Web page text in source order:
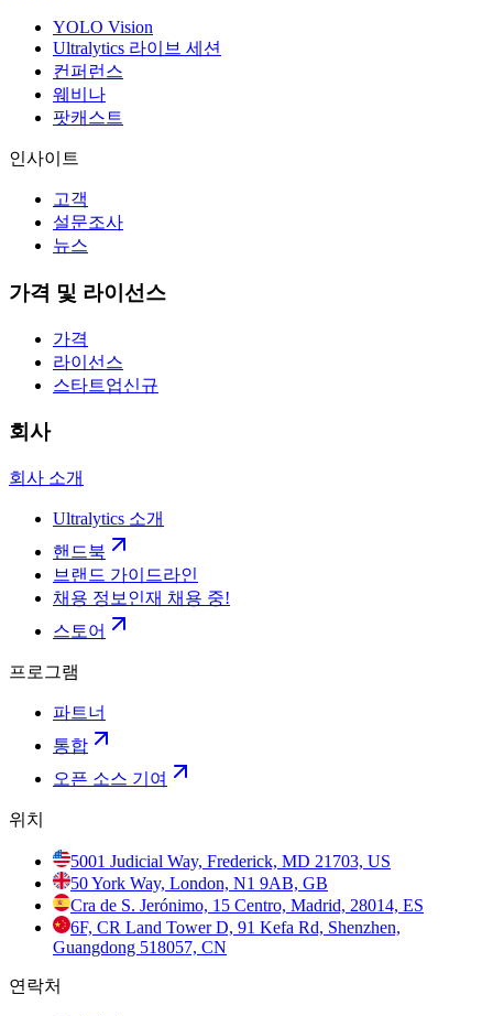
YOLO Vision
Ultralytics 라이브 세션
컨퍼런스
웨비나
팟캐스트
인사이트
고객
설문조사
뉴스
가격 및 라이선스
가격
라이선스
스타트업신규
회사
회사 소개
Ultralytics 소개
핸드북
브랜드 가이드라인
채용 정보 인재 채용 중!
스토어
프로그램
파트너
통합
오픈 소스 기여
위치
5001 Judicial Way, Frederick, MD 21703, US
50 York Way, London, N1 9AB, GB
Cra de S. Jerónimo, 15 Centro, Madrid, 28014, ES
6F, CR Land Tower D, 91 Kefa Rd, Shenzhen,
Guangdong 518057, CN
연락처